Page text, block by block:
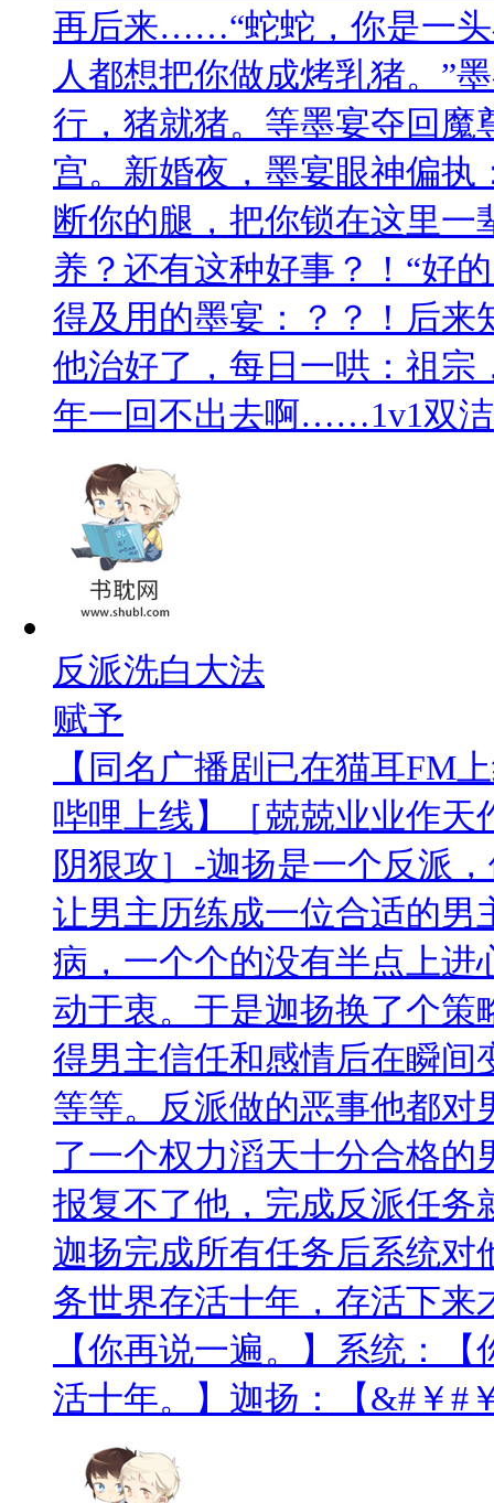
再后来……“蛇蛇，你是一
人都想把你做成烤乳猪。
行，猪就猪。等墨宴夺回魔
宫。新婚夜，墨宴眼神偏
断你的腿，把你锁在这里
养？还有这种好事？！“好
得及用的墨宴：？？！后来
他治好了，每日一哄：祖宗
年一回不出去啊……1v1双
反派洗白大法
赋予
【同名广播剧已在猫耳FM
哔哩上线】［兢兢业业作
阴狠攻］-迦扬是一个反派
让男主历练成一位合适的男
病，一个个的没有半点上进
动于衷。于是迦扬换了个策
得男主信任和感情后在瞬间
等等。反派做的恶事他都
了一个权力滔天十分合格
报复不了他，完成反派任
迦扬完成所有任务后系统
务世界存活十年，存活下
【你再说一遍。】系统：
活十年。】迦扬：【&#￥#